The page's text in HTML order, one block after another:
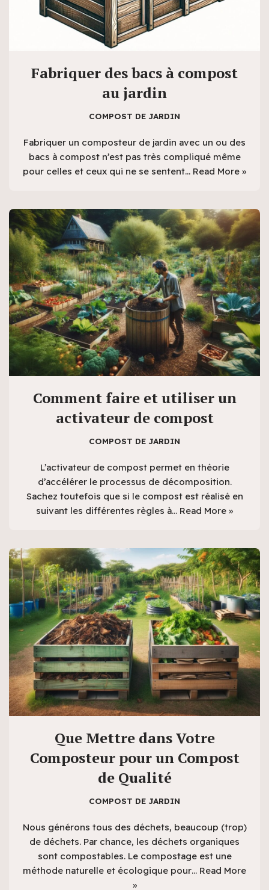
Fabriquer des bacs à compost
au jardin
COMPOST DE JARDIN
Fabriquer un composteur de jardin avec un ou des
bacs à compost n’est pas très compliqué même
pour celles et ceux qui ne se sentent… Read More »
Comment faire et utiliser un
activateur de compost
COMPOST DE JARDIN
L’activateur de compost permet en théorie
d’accélérer le processus de décomposition.
Sachez toutefois que si le compost est réalisé en
suivant les différentes règles à… Read More »
Que Mettre dans Votre
Composteur pour un Compost
de Qualité
COMPOST DE JARDIN
Nous générons tous des déchets, beaucoup (trop)
de déchets. Par chance, les déchets organiques
sont compostables. Le compostage est une
méthode naturelle et écologique pour… Read More
»